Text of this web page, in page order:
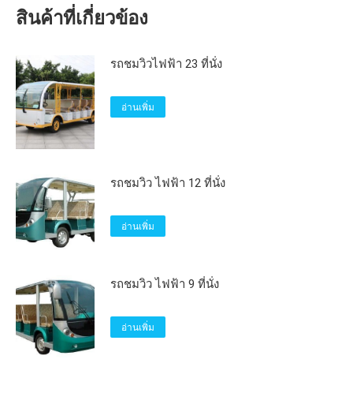
สินค้าที่เกี่ยวข้อง
รถชมวิวไฟฟ้า 23 ที่นั่ง
อ่านเพิ่ม
รถชมวิว ไฟฟ้า 12 ที่นั่ง
อ่านเพิ่ม
รถชมวิว ไฟฟ้า 9 ที่นั่ง
อ่านเพิ่ม